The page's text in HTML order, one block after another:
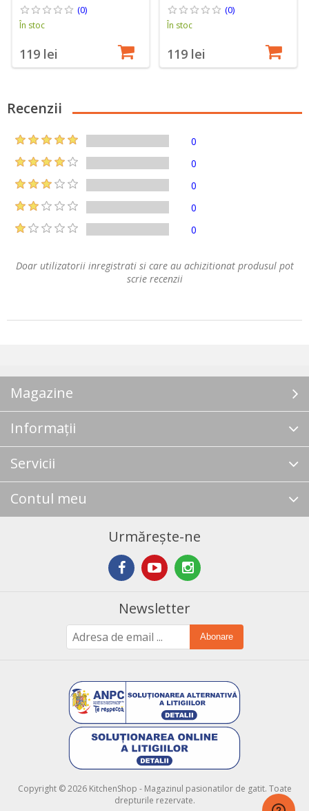
(0)
În stoc
119 lei
(0)
În stoc
119 lei
Recenzii
0
0
0
0
0
Doar utilizatorii inregistrati si care au achizitionat produsul pot
scrie recenzii
Magazine
Informații
Servicii
Contul meu
Urmărește-ne
Newsletter
Abonare
Copyright © 2026 KitchenShop - Magazinul pasionatilor de gatit. Toate
drepturile rezervate.